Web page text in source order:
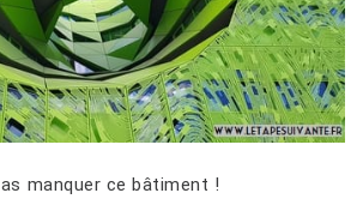
manquer ce bâtiment !